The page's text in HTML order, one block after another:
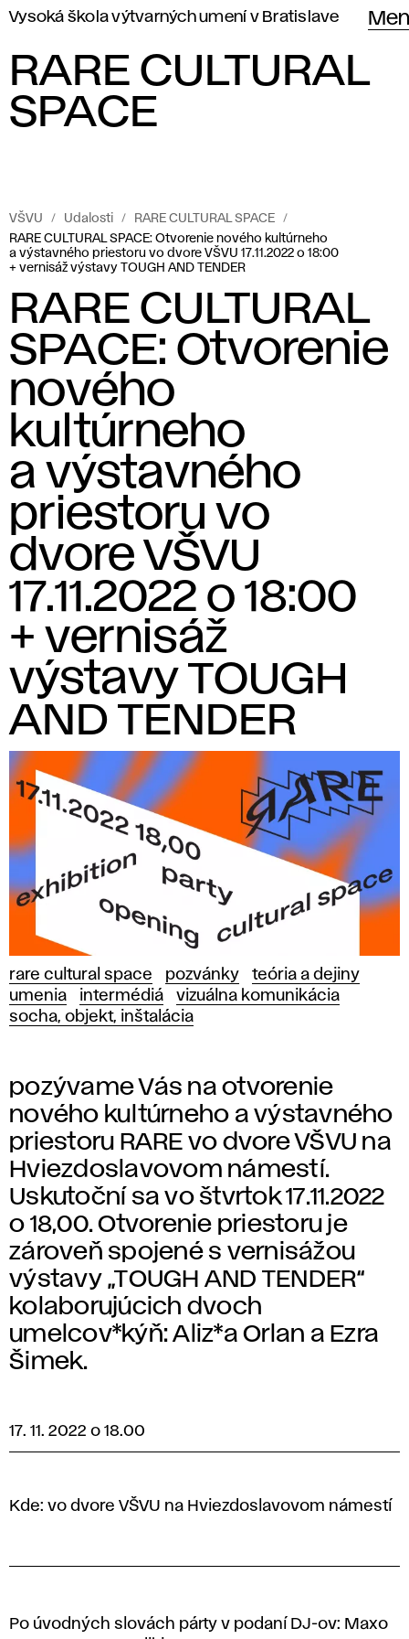
Vysoká škola výtvarných umení v Bratislave
RARE CULTURAL
SPACE
VŠVU Udalosti
RARE CULTURAL SPACE
RARE CULTURAL SPACE: Otvorenie nového kultúrneho
a výstavného priestoru vo dvore VŠVU 17.11.2022 o 18:00
+ vernisáž výstavy TOUGH AND TENDER
RARE CULTURAL
SPACE: Otvorenie
nového
kultúrneho
a výstavného
priestoru vo
dvore VŠVU
17.11.2022 o 18:00
+ vernisáž
výstavy TOUGH
AND TENDER
rare cultural space pozvánky
teória a dejiny
umenia
intermédiá
vizuálna komunikácia
socha, objekt, inštalácia
pozývame Vás na otvorenie
nového kultúrneho a výstavného
priestoru RARE vo dvore VŠVU na
Hviezdoslavovom námestí.
Uskutoční sa vo štvrtok 17.11.2022
o 18,00. Otvorenie priestoru je
zároveň spojené s vernisážou
výstavy „TOUGH AND TENDER“
kolaborujúcich dvoch
umelcov*kýň: Aliz*a Orlan a Ezra
Šimek.
17. 11. 2022 o 18.00
Kde: vo dvore VŠVU na Hviezdoslavovom námestí
Po úvodných slovách párty v podaní DJ-ov: Maxo